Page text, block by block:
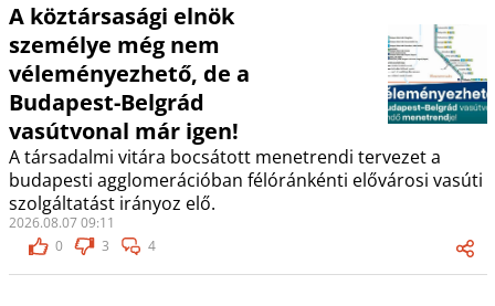
A köztársasági elnök
személye még nem
véleményezhető, de a
Budapest-Belgrád
vasútvonal már igen!
A társadalmi vitára bocsátott menetrendi tervezet a
budapesti agglomerációban félóránkénti elővárosi vasúti
szolgáltatást irányoz elő.
2026.08.07 09:11
0
3 4